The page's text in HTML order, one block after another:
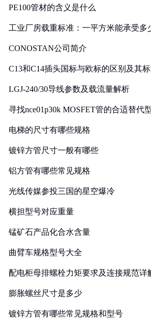
PE100管材的含义是什么
工业厂房载重标准：一平方米能承受多
CONOSTAN公司简介
C13和C14插头国标与欧标的区别及其
LGJ-240/30导线参数及载流量解析
寻找nce01p30k MOSFET管的合适替代
电梯的尺寸有哪些规格
镀锌方管尺寸一般有哪些
铝方管有哪些常见规格
光线传媒参投三国的星空爆冷
横担型号对应重量
锰矿石产品化合水含量
曲臂车规格型号大全
配电柜母排螺栓力矩要求及连接规范详
膨胀螺丝尺寸是多少
镀锌方管有哪些常见规格和型号